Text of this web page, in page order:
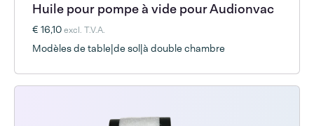
Huile pour pompe à vide pour Audionvac
€ 16,10excl. T.V.A.
Modèles de table|de sol|à double chambre